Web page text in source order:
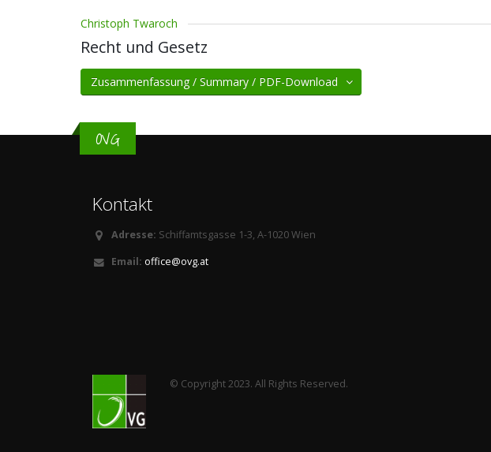
Christoph Twaroch
Recht und Gesetz
Zusammenfassung / Summary / PDF-Download
OVG
Kontakt
Adresse: Schiffamtsgasse 1-3, A-1020 Wien
Email: office@ovg.at
© Copyright 2023. All Rights Reserved.